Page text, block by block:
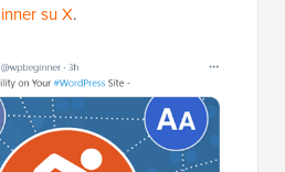
su X.